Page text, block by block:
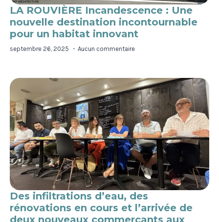
LA ROUVIÈRE Incandescence : Une
nouvelle destination incontournable
pour un habitat innovant
septembre 26, 2025 Aucun commentaire
Des infiltrations d’eau, des
rénovations en cours et l’arrivée de